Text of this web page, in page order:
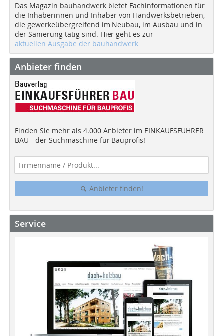
Das Magazin bauhandwerk bietet Fachinformationen für
die Inhaberinnen und Inhaber von Handwerksbetrieben,
die gewerkeübergreifend im Neubau, im Ausbau und in
der Sanierung tätig sind. Hier geht es zur
aktuellen Ausgabe der bauhandwerk
Anbieter finden
Finden Sie mehr als 4.000 Anbieter im EINKAUFSFÜHRER
BAU - der Suchmaschine für Bauprofis!
Anbieter finden!
Service